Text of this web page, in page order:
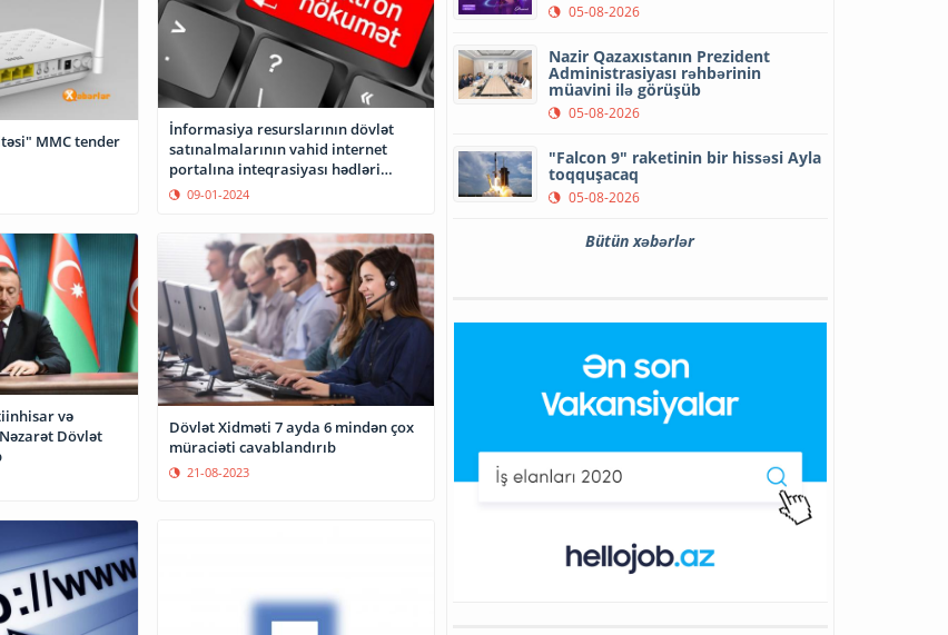
MMC tender
İnformasiya resurslarının dövlət
satınalmalarının vahid internet
portalına inteqrasiyası hədləri
təsdiq edilib
09-01-2024
və
Dövlət
Dövlət Xidməti 7 ayda 6 mindən çox
müraciəti cavablandırıb
21-08-2023
05-08-2026
Nazir Qazaxıstanın Prezident
Administrasiyası rəhbərinin
müavini ilə görüşüb
05-08-2026
"Falcon 9" raketinin bir hissəsi Ayla
toqquşacaq
05-08-2026
Bütün xəbərlər